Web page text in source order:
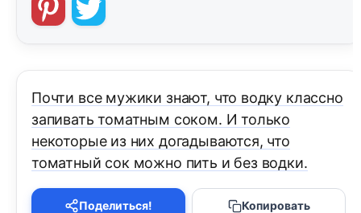
Почти все мужики знают, что водку классно
запивать томатным соком. И только
некоторые из них догадываются, что
томатный сок можно пить и без водки.
Поделиться! Копировать